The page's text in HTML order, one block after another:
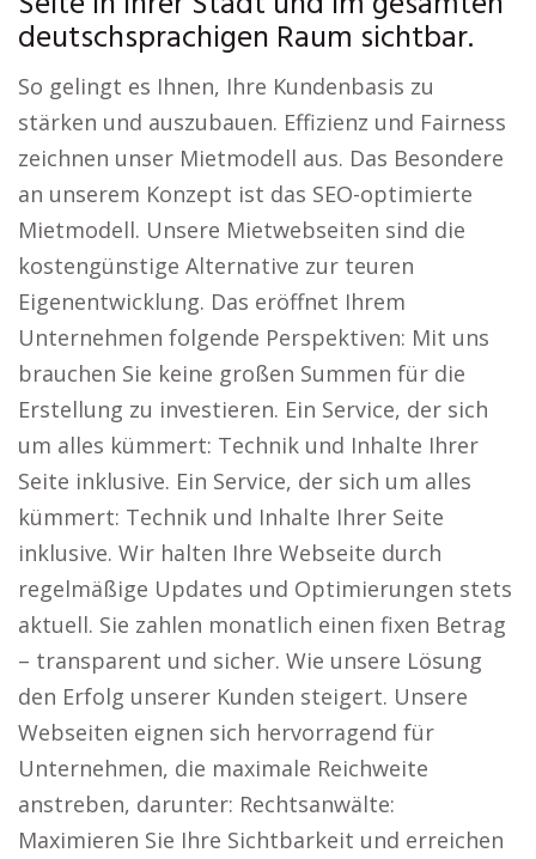
deutschsprachigen Raum sichtbar.
So gelingt es Ihnen, Ihre Kundenbasis zu
stärken und auszubauen. Effizienz und Fairness
zeichnen unser Mietmodell aus. Das Besondere
an unserem Konzept ist das SEO-optimierte
Mietmodell. Unsere Mietwebseiten sind die
kostengünstige Alternative zur teuren
Eigenentwicklung. Das eröffnet Ihrem
Unternehmen folgende Perspektiven: Mit uns
brauchen Sie keine großen Summen für die
Erstellung zu investieren. Ein Service, der sich
um alles kümmert: Technik und Inhalte Ihrer
Seite inklusive. Ein Service, der sich um alles
kümmert: Technik und Inhalte Ihrer Seite
inklusive. Wir halten Ihre Webseite durch
regelmäßige Updates und Optimierungen stets
aktuell. Sie zahlen monatlich einen fixen Betrag
– transparent und sicher. Wie unsere Lösung
den Erfolg unserer Kunden steigert. Unsere
Webseiten eignen sich hervorragend für
Unternehmen, die maximale Reichweite
anstreben, darunter: Rechtsanwälte:
Maximieren Sie Ihre Sichtbarkeit und erreichen